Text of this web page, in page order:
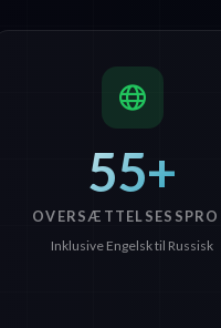
55+
Inklusive Engelsk til Russisk